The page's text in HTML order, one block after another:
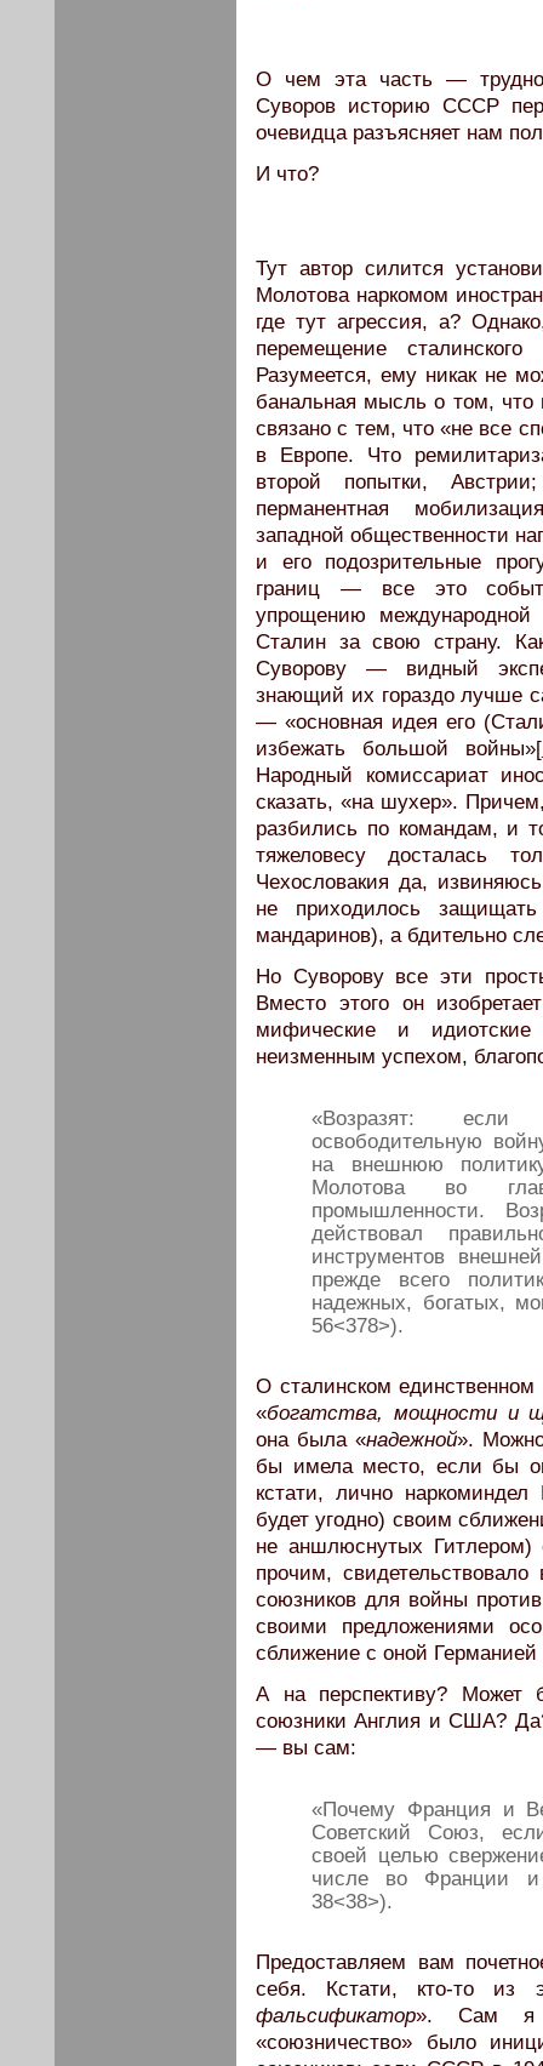
О чем эта часть — трудно
Суворов историю СССР
очевидца разъясняет нам
И что?
Тут автор силится
Молотова наркомом
где тут агрессия, а?
перемещение
Разумеется, ему никак не
банальная мысль о том, что
связано с тем, что «не все
в Европе. Что
второй попытки,
перманентная
западной общественности
и его подозрительные
границ — все это
упрощению международной
Сталин за свою страну.
Суворову — видный
знающий их гораздо лучше
— «основная идея его
избежать большой войны»[
Народный комиссариат
сказать, «на шухер».
разбились по командам, и
тяжеловесу досталась
Чехословакия да,
не приходилось
мандаринов), а бдительно
Но Суворову все эти
Вместо этого он
мифические и
неизменным успехом,
«Возразят:
освободительную
на внешнюю
Молотова во
промышленности.
действовал
инструментов
прежде всего
надежных, богатых,
56<378>).
О сталинском
«богатства, мощности и
она была «надежной».
бы имела место, если бы
кстати, лично
будет угодно) своим
не аншлюснутых Гитлером)
прочим,
союзников для войны
своими предложениями
сближение с оной
А на перспективу? Может
союзники Англия и США?
— вы сам:
«Почему Франция и
Советский Союз,
своей целью
числе во Франции и
38<38>).
Предоставляем вам
себя. Кстати, кто-то из
фальсификатор». Сам я
«союзничество» было